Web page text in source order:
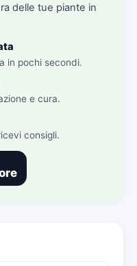
delle tue piante in
in pochi secondi.
e cura.
consigli.